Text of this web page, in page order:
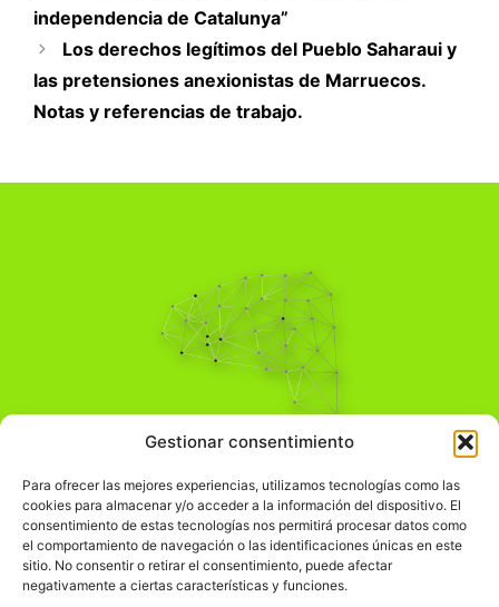
Gestionar consentimiento
Para ofrecer las mejores experiencias, utilizamos tecnologías como las
cookies para almacenar y/o acceder a la información del dispositivo. El
consentimiento de estas tecnologías nos permitirá procesar datos como
el comportamiento de navegación o las identificaciones únicas en este
sitio. No consentir o retirar el consentimiento, puede afectar
negativamente a ciertas características y funciones.
independencia de Catalunya”
Los derechos legítimos del Pueblo Saharaui y
las pretensiones anexionistas de Marruecos.
Notas y referencias de trabajo.
Pensamiento Crítico
Comprender el mundo para transformarlo.
Información Legal